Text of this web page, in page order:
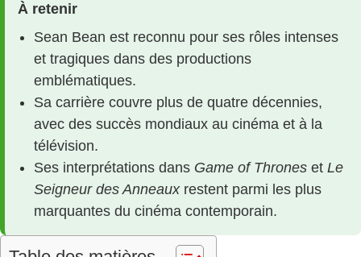
À retenir
Sean Bean est reconnu pour ses rôles intenses
et tragiques dans des productions
emblématiques.
Sa carrière couvre plus de quatre décennies,
avec des succès mondiaux au cinéma et à la
télévision.
Ses interprétations dans Game of Thrones et Le
Seigneur des Anneauxrestent parmi les plus
marquantes du cinéma contemporain.